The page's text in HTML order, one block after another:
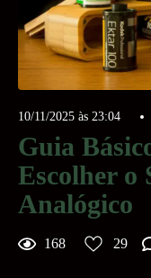
10/11/2025 às 23:04
Guia
Escolher o
Analógico
168 29